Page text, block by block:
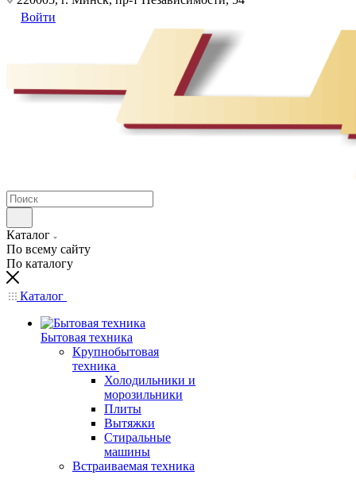
Войти
Каталог
По всему сайту
По каталогу
Каталог
Бытовая техника
Крупнобытовая
техника
Холодильники и
морозильники
Плиты
Вытяжки
Стиральные
машины
Встраиваемая техника